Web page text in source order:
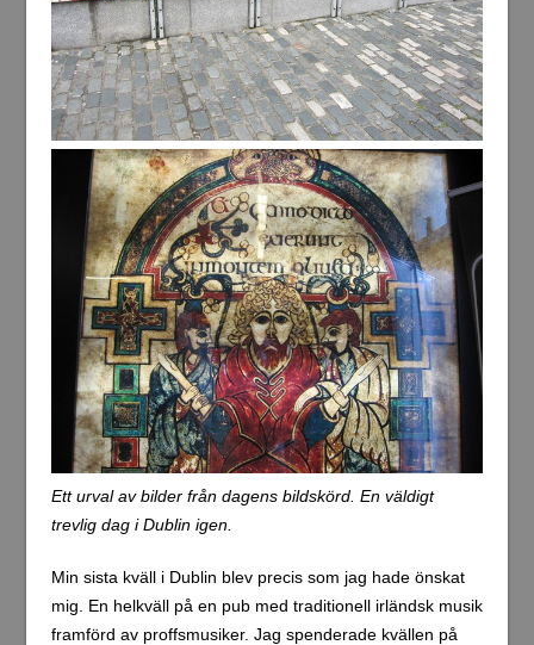
Ett urval av bilder från dagens bildskörd. En väldigt
trevlig dag i Dublin igen.
Min sista kväll i Dublin blev precis som jag hade önskat
mig. En helkväll på en pub med traditionell irländsk musik
framförd av proffsmusiker. Jag spenderade kvällen på